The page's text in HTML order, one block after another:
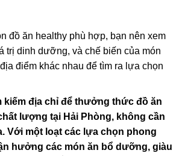
đồ ăn healthy phù hợp, bạn nên xem
trị dinh dưỡng, và chế biến của món
điểm khác nhau để tìm ra lựa chọn
kiếm địa chỉ để thưởng thức đồ ăn
lượng tại Hải Phòng, không cần
Với một loạt các lựa chọn phong
hưởng các món ăn bổ dưỡng, giàu